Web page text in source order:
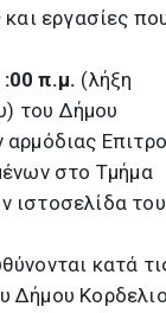
και εργασίες
π.μ. (λήξη
του Δήμου
στο Τμήμα
ιστοσελίδα του
κατά
Δήμου